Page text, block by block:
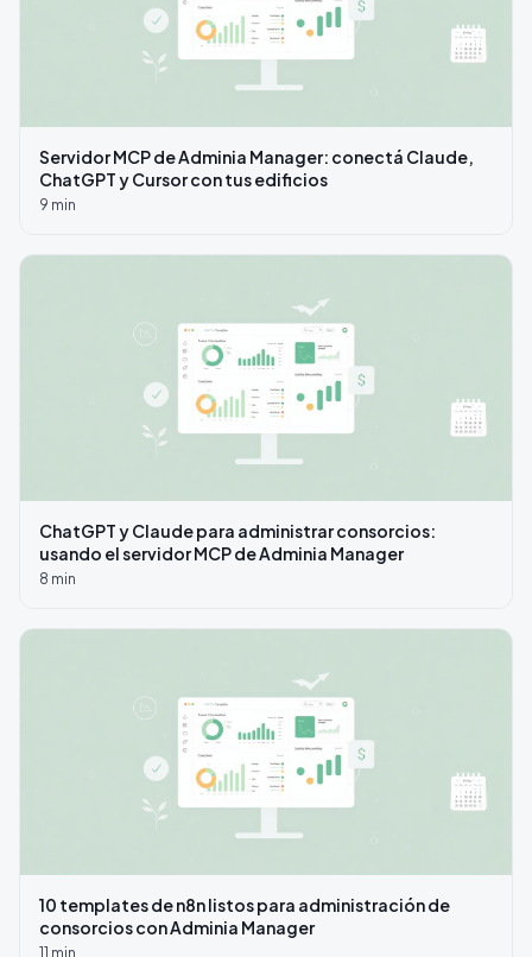
Servidor MCP de Adminia Manager: conectá Claude,
ChatGPT y Cursor con tus edificios
9 min
ChatGPT y Claude para administrar consorcios:
usando el servidor MCP de Adminia Manager
8 min
10 templates de n8n listos para administración de
consorcios con Adminia Manager
11 min